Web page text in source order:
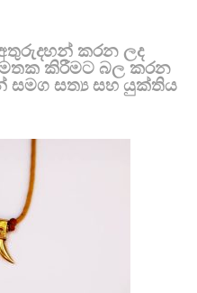
කරන ලද
කිරීමට බල කරන
සමග සත්‍ය සහ යුක්තිය